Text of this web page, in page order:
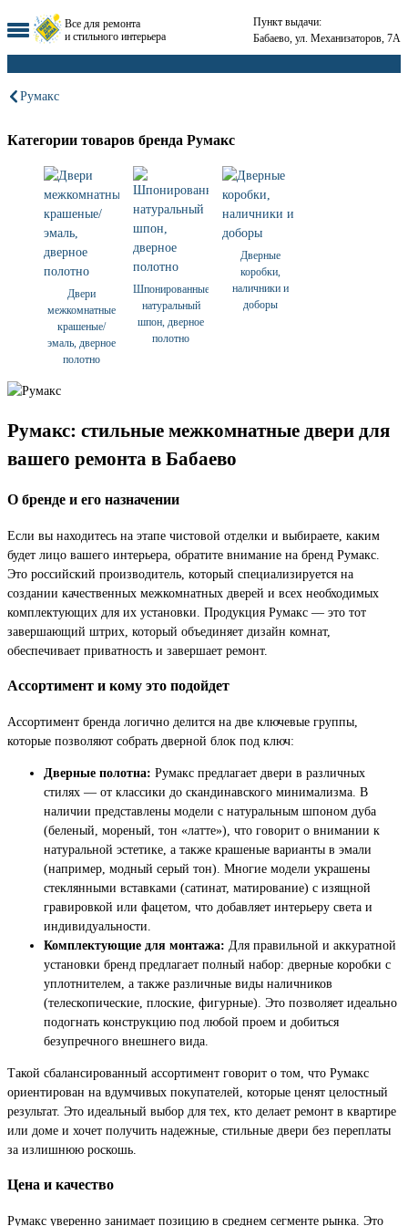
Все для ремонта
и стильного интерьера
Пункт выдачи:
Бабаево, ул. Механизаторов, 7А
Румакс
Категории товаров бренда Румакс
Двери
межкомнатные
крашеные/
эмаль, дверное
полотно
Шпонированные
натуральный
шпон, дверное
полотно
Дверные
коробки,
наличники и
доборы
Румакс: стильные межкомнатные двери для
вашего ремонта в Бабаево
О бренде и его назначении
Если вы находитесь на этапе чистовой отделки и выбираете, каким
будет лицо вашего интерьера, обратите внимание на бренд Румакс.
Это российский производитель, который специализируется на
создании качественных межкомнатных дверей и всех необходимых
комплектующих для их установки. Продукция Румакс — это тот
завершающий штрих, который объединяет дизайн комнат,
обеспечивает приватность и завершает ремонт.
Ассортимент и кому это подойдет
Ассортимент бренда логично делится на две ключевые группы,
которые позволяют собрать дверной блок под ключ:
Дверные полотна: Румакс предлагает двери в различных
стилях — от классики до скандинавского минимализма. В
наличии представлены модели с натуральным шпоном дуба
(беленый, мореный, тон «латте»), что говорит о внимании к
натуральной эстетике, а также крашеные варианты в эмали
(например, модный серый тон). Многие модели украшены
стеклянными вставками (сатинат, матирование) с изящной
гравировкой или фацетом, что добавляет интерьеру света и
индивидуальности.
Комплектующие для монтажа: Для правильной и аккуратной
установки бренд предлагает полный набор: дверные коробки с
уплотнителем, а также различные виды наличников
(телескопические, плоские, фигурные). Это позволяет идеально
подогнать конструкцию под любой проем и добиться
безупречного внешнего вида.
Такой сбалансированный ассортимент говорит о том, что Румакс
ориентирован на вдумчивых покупателей, которые ценят целостный
результат. Это идеальный выбор для тех, кто делает ремонт в квартире
или доме и хочет получить надежные, стильные двери без переплаты
за излишнюю роскошь.
Цена и качество
Румакс уверенно занимает позицию в среднем сегменте рынка. Это